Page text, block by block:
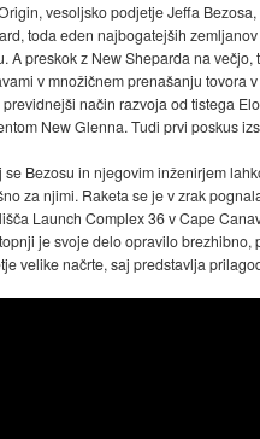
vesoljsko podjetje Jeffa
toda eden najbogatejših
A preskok z New Sheparda na
v množičnem prenašanju tovora
način razvoja od tistega
New Glenna. Tudi prvi poskus
se Bezosu in njegovim inženirjem
za njimi. Raketa se je v zrak
Launch Complex 36 v Cape
je svoje delo opravilo brezhibno,
velike načrte, saj predstavlja